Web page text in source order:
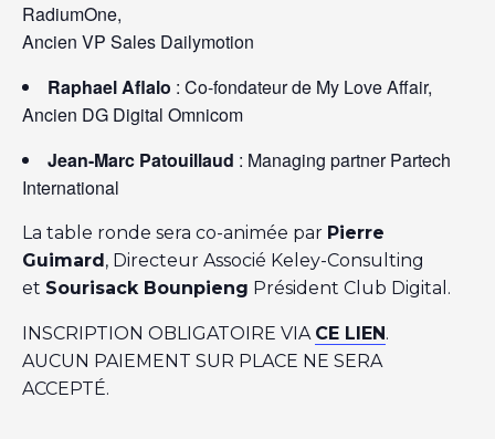
RadiumOne,
Ancien VP Sales Dailymotion
Raphael Aflalo : Co-fondateur de My Love Affair,
Ancien DG Digital Omnicom
Jean-Marc Patouillaud : Managing partner Partech
International
La table ronde sera co-animée par Pierre
Guimard, Directeur Associé Keley-Consulting
et Sourisack Bounpieng Président Club Digital.
INSCRIPTION OBLIGATOIRE VIA CE LIEN.
AUCUN PAIEMENT SUR PLACE NE SERA
ACCEPTÉ.